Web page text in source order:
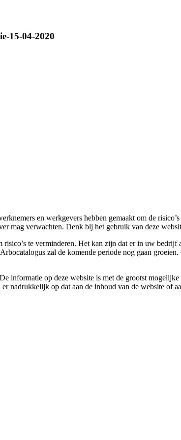
15-04-2020
en werkgevers hebben gemaakt om de
mag verwachten. Denk bij het gebruik van deze
te verminderen. Het kan zijn dat er in uw
zal de komende periode nog gaan
informatie op deze website is met de grootst
nadrukkelijk op dat aan de inhoud van de website of